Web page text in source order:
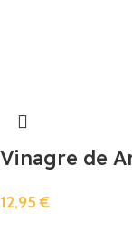
Vinagre de
12,95€